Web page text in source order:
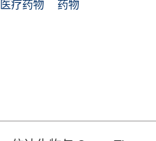
医疗药物 药物